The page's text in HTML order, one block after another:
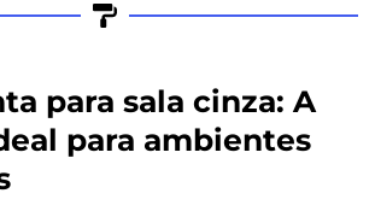
para sala cinza: A
para ambientes